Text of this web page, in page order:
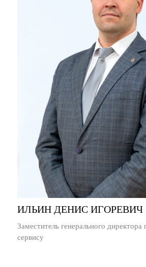
ИЛЬИН ДЕНИС ИГОРЕВИЧ
Заместитель генерального директора
сервису